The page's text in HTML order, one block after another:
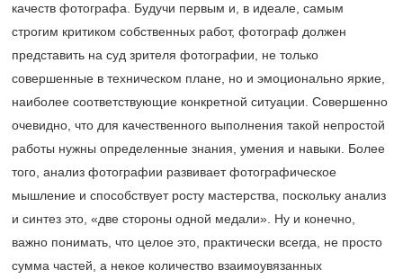
качеств фотографа. Будучи первым и, в идеале, самым
строгим критиком собственных работ, фотограф должен
представить на суд зрителя фотографии, не только
совершенные в техническом плане, но и эмоционально яркие,
наиболее соответствующие конкретной ситуации. Совершенно
очевидно, что для качественного выполнения такой непростой
работы нужны определенные знания, умения и навыки. Более
того, анализ фотографии развивает фотографическое
мышление и способствует росту мастерства, поскольку анализ
и синтез это, «две стороны одной медали». Ну и конечно,
важно понимать, что целое это, практически всегда, не просто
сумма частей, а некое количество взаимоувязанных